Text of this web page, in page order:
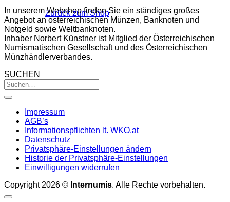
Zurück zum Shop
In unserem Webshop finden Sie ein ständiges großes
Angebot an österreichischen Münzen, Banknoten und
Notgeld sowie Weltbanknoten.
Inhaber Norbert Künstner ist Mitglied der Österreichischen
Numismatischen Gesellschaft und des Österreichischen
Münzhändlerverbandes.
SUCHEN
Impressum
AGB’s
Informationspflichten lt. WKO.at
Datenschutz
Privatsphäre-Einstellungen ändern
Historie der Privatsphäre-Einstellungen
Einwilligungen widerrufen
Copyright 2026 © Internumis. Alle Rechte vorbehalten.